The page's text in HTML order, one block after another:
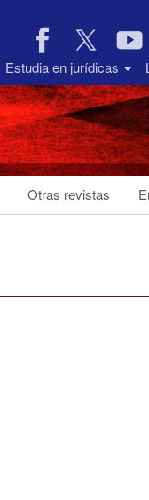
Estudia en jurídicas
Otras revistas